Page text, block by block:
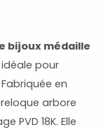
bijoux médaille
pour
en
arbore
PVD 18K. Elle